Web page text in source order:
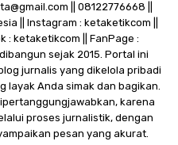
|| 08122776668 ||
|| Instagram : ketaketikcom ||
: ketaketikcom || FanPage :
sejak 2015. Portal ini
jurnalis yang dikelola pribadi
layak Anda simak dan bagikan.
karena
proses jurnalistik, dengan
pesan yang akurat.